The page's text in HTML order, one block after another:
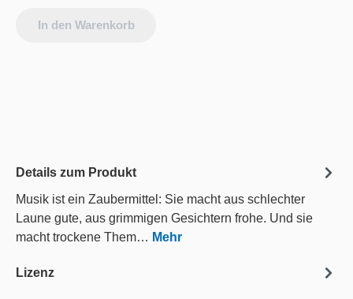
In den Warenkorb
Details zum Produkt
Musik ist ein Zaubermittel: Sie macht aus schlechter
Laune gute, aus grimmigen Gesichtern frohe. Und sie
macht trockene Them… Mehr
Lizenz